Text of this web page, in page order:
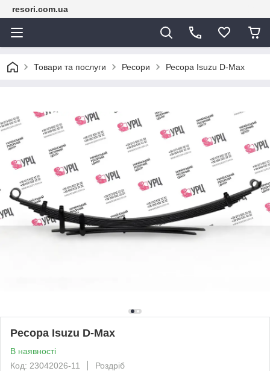
resori.com.ua
Товари та послуги Ресори Ресора Isuzu D-Max
Ресора Isuzu D-Max
В наявності
Код: 23042026-11
Роздріб